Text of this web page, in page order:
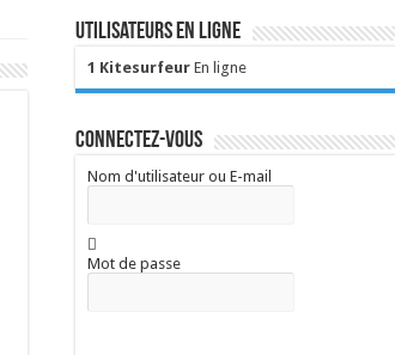
Utilisateurs en ligne
1 Kitesurfeur En ligne
Connectez-vous
Nom d'utilisateur ou E-mail
Mot de passe